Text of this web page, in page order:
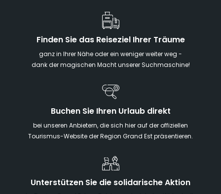
Finden Sie das Reiseziel Ihrer Träume
ganz in Ihrer Nähe oder ein weniger weiter weg -
dank der magischen Macht unserer Suchmaschine!
Buchen Sie Ihren Urlaub direkt
bei unseren Anbietern, die sich hier auf der offiziellen
Tourismus-Website der Region Grand Est präsentieren.
Unterstützen Sie die solidarische Aktion